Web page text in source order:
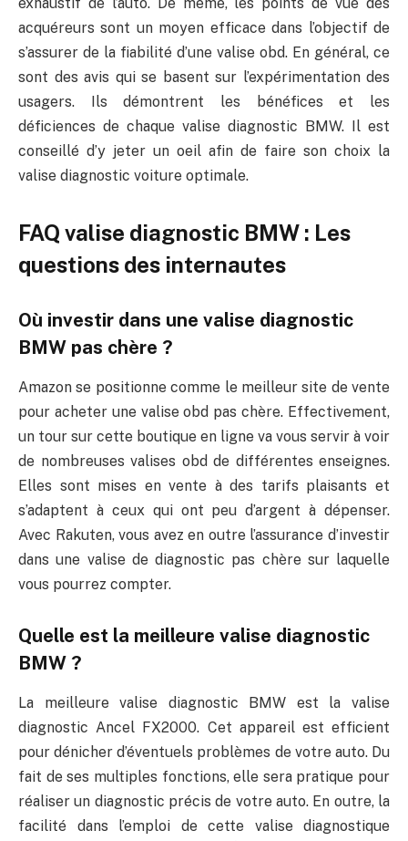
acquéreurs sont un moyen efficace dans l’objectif de
s’assurer de la fiabilité d’une valise obd. En général, ce
sont des avis qui se basent sur l’expérimentation des
usagers. Ils démontrent les bénéfices et les
déficiences de chaque valise diagnostic BMW. Il est
conseillé d’y jeter un oeil afin de faire son choix la
valise diagnostic voiture optimale.
FAQ valise diagnostic BMW : Les
questions des internautes
Où investir dans une valise diagnostic
BMW pas chère ?
Amazon se positionne comme le meilleur site de vente
pour acheter une valise obd pas chère. Effectivement,
un tour sur cette boutique en ligne va vous servir à voir
de nombreuses valises obd de différentes enseignes.
Elles sont mises en vente à des tarifs plaisants et
s’adaptent à ceux qui ont peu d’argent à dépenser.
Avec Rakuten, vous avez en outre l’assurance d’investir
dans une valise de diagnostic pas chère sur laquelle
vous pourrez compter.
Quelle est la meilleure valise diagnostic
BMW ?
La meilleure valise diagnostic BMW est la valise
diagnostic Ancel FX2000. Cet appareil est efficient
pour dénicher d’éventuels problèmes de votre auto. Du
fait de ses multiples fonctions, elle sera pratique pour
réaliser un diagnostic précis de votre auto. En outre, la
facilité dans l’emploi de cette valise diagnostique